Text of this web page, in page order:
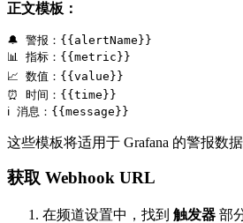
正文模板：
🔔 警报：{{alertName}}
📊 指标：{{metric}}
📈 数值：{{value}}
⏰ 时间：{{time}}
这些模板将适用于 Grafana 的警报数据
获取 Webhook URL
在频道设置中，找到 触发器 部